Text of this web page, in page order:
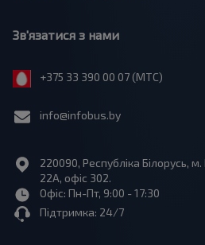
Зв'язатися з нами
+375 33 390 00 07 (МТС)
info@infobus.by
220090, Республіка Білорусь,
22А, офіс 302.
Офіс: Пн-Пт, 9:00 - 17:30
Підтримка: 24/7